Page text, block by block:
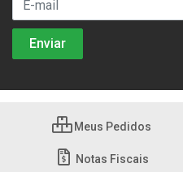
Meus Pedidos
Notas Fiscais